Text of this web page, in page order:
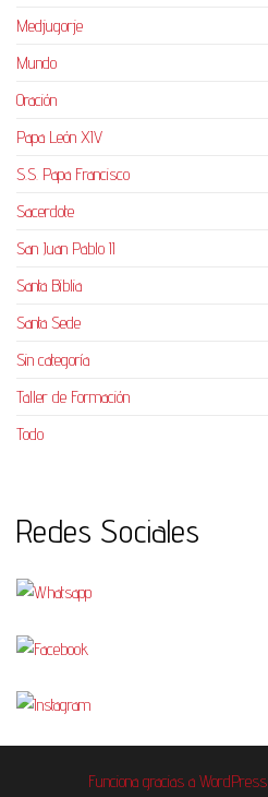
Medjugorje
Mundo
Oración
Papa León XIV
S.S. Papa Francisco
Sacerdote
San Juan Pablo II
Santa Biblia
Santa Sede
Sin categoría
Taller de Formación
Todo
Redes Sociales
Funciona gracias a WordPress